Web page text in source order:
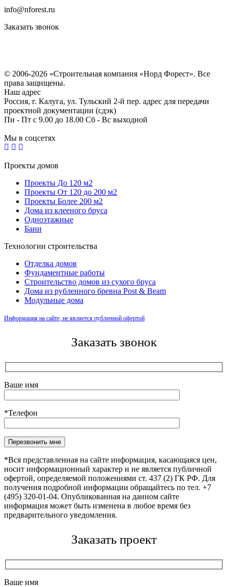
info@nforest.ru
Заказать звонок
© 2006-2026 «Строительная компания «Норд Форест». Все
права защищены.
Наш адрес
Россия, г. Калуга, ул. Тульский 2-й пер. адрес для передачи
проектной документации (сдэк)
Пн - Пт с 9.00 до 18.00 Сб - Вс выходной
Мы в соцсетях
Проекты домов
Проекты До 120 м2
Проекты От 120 до 200 м2
Проекты Более 200 м2
Дома из клееного бруса
Одноэтажные
Бани
Технологии строительства
Отделка домов
Фундаментные работы
Строительство домов из сухого бруса
Дома из рубленного бревна Post & Beam
Модульные дома
Информация на сайте, не является публичной офертой
Заказать звонок
Ваше имя
*Телефон
Оставьте это поле пустым.
*Вся представленная на сайте информация, касающаяся цен,
носит информационный характер и не является публичной
офертой, определяемой положениями ст. 437 (2) ГК РФ. Для
получения подробной информации обращайтесь по тел. +7
(495) 320-01-04. Опубликованная на данном сайте
информация может быть изменена в любое время без
предварительного уведомления.
Заказать проект
Ваше имя